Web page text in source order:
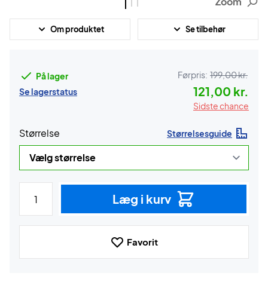
Om produktet Se tilbehør
På lager
Se lagerstatus
Førpris: 199,00 kr.
121,00 kr.
Sidste chance
Størrelse Størrelsesguide
Læg i kurv
Favorit